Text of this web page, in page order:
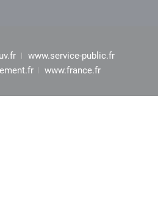
www.service-public.fr
www.france.fr